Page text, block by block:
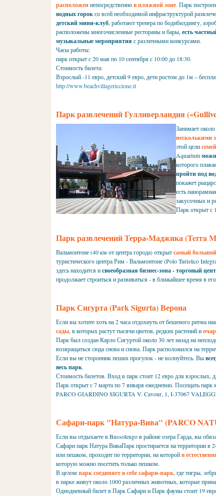
расположеннепосредственнов пляжной зоне. Парк
водных гороксо всей необходимой инфраструктурой
детский мини-клуб, работают тренера по бодибилдингу,
расположены многочисленные рестораны и бары, есть
музыкальные мероприятия с различными конкурсами.
Часы работы:
парк открыт с 20 мая по 10 сентября с 10:00 до 18:30.
Стоимость билета:
Взрослый -11 евро, детский 9 евро, дети ростом до 1м –
http://www.beachvillagericcione.it
Парк развлечений Гулливерландия
Занимает
несколькими
этой цели
Aquarium
которого
пройти под
покажет
есть
закусочных и
Парк открыт с
Парк развлечений Терра-Маджика (Terra
Вальмонтоне (40 км от центра города) открытсамый
туристического центра Рим - Вальмонтоне (Polo Turistico
здесь находится исвоеобразная бизнес-зона - торговый
продолжает строиться и развиваться - в ближайшее время в
Парк Сигурта (Park Sigurta) Верона
Если вы хотите хоть на 2 часа отдохнуть от бешеного ритма
сады, в которых растут тысячи цветов, редких растений и
Парк был создан Карло Сигуртой около 30 лет назад на
возвращаться сюда снова и снова. Парк расположился на
Если вы не сторонник пеших прогулок - не волнуйтесь. Вы
весь парк.
Стоимость билетов. Вход в парк стоит 12 евро для взрослых,
Парк открыт с 7 марта по 7 января ежедневно. Посещать парк
PARCO GIARDINO SIGURTA V. Cavour, 1, I-37067
Сафари-парк "Натура-Вива" (PARCO
Если вы отдыхаете в Bussolengo в районе озера Гарда, вы
Сафари парк Натура ВиваПарк простирается на территории
или пешком, проходит по территории, на которойв
которую можно посетить только пешком.
В целомпарк соединяет в себе сафари-парк, где тигры,
в парке живут около 1000 различных животных, которые
Однодневный билет в Парк Сафари и Парк фауны стоит 19